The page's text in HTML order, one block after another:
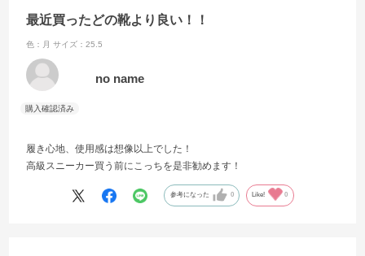
最近買ったどの靴より良い！！
色：月 サイズ：25.5
no name
履き心地、使用感は想像以上でした！
高級スニーカー買う前にこっちを是非勧めます！
参考になった 0 Like! 0